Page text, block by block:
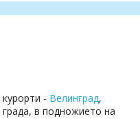
- Велинград,
в подножието на